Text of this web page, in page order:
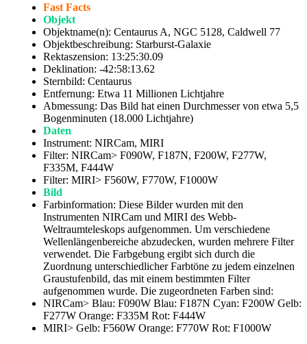
Fast Facts
Objekt
Objektname(n): Centaurus A, NGC 5128, Caldwell 77
Objektbeschreibung: Starburst-Galaxie
Rektaszension: 13:25:30.09
Deklination: -42:58:13.62
Sternbild: Centaurus
Entfernung: Etwa 11 Millionen Lichtjahre
Abmessung: Das Bild hat einen Durchmesser von etwa 5,5
Bogenminuten (18.000 Lichtjahre)
Daten
Instrument: NIRCam, MIRI
Filter: NIRCam> F090W, F187N, F200W, F277W,
F335M, F444W
Filter: MIRI> F560W, F770W, F1000W
Bild
Farbinformation: Diese Bilder wurden mit den
Instrumenten NIRCam und MIRI des Webb-
Weltraumteleskops aufgenommen. Um verschiedene
Wellenlängenbereiche abzudecken, wurden mehrere Filter
verwendet. Die Farbgebung ergibt sich durch die
Zuordnung unterschiedlicher Farbtöne zu jedem einzelnen
Graustufenbild, das mit einem bestimmten Filter
aufgenommen wurde. Die zugeordneten Farben sind:
NIRCam> Blau: F090W Blau: F187N Cyan: F200W Gelb:
F277W Orange: F335M Rot: F444W
MIRI> Gelb: F560W Orange: F770W Rot: F1000W